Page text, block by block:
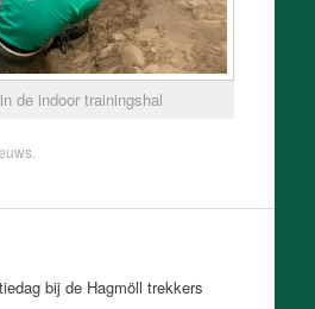
de indoor trainingshal
.
bij de Hagmöll trekkers